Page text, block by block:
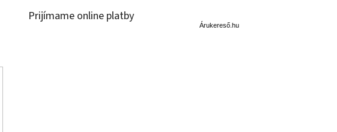
Prijímame online platby
Árukereső.hu